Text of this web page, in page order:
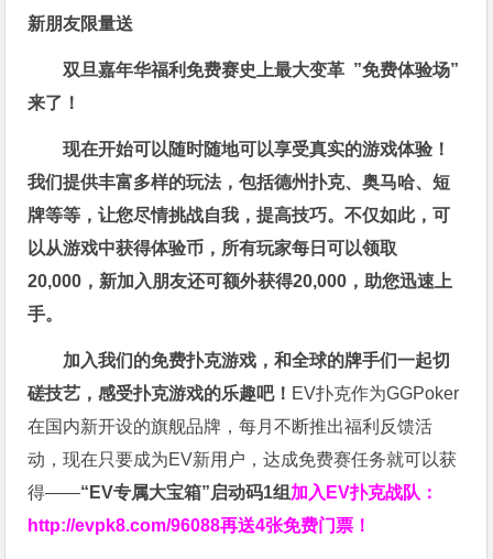
新朋友限量送
双旦嘉年华福利免费赛史上最大变革 ”免费体验场”
来了！
现在开始可以随时随地可以享受真实的游戏体验！
我们提供丰富多样的玩法，包括德州扑克、奥马哈、短
牌等等，让您尽情挑战自我，提高技巧。不仅如此，可
以从游戏中获得体验币，所有玩家每日可以领取
20,000，新加入朋友还可额外获得20,000，助您迅速上
手。
加入我们的免费扑克游戏，和全球的牌手们一起切
磋技艺，感受扑克游戏的乐趣吧！ EV扑克作为GGPoker
在国内新开设的旗舰品牌，每月不断推出福利反馈活
动，现在只要成为EV新用户，达成免费赛任务就可以获
得——“EV专属大宝箱”启动码1组 加入EV扑克战队：
http://evpk8.com/96088再送4张免费门票！